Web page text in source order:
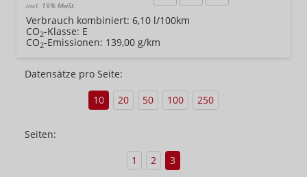
incl. 19% MwSt.
Verbrauch kombiniert: 6,10 l/100km
CO2-Klasse: E
CO2-Emissionen: 139,00 g/km
Datensätze pro Seite:
10
20 50 100 250
Seiten:
1
2 3